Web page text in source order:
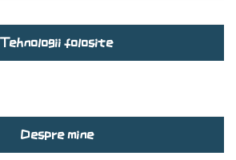
Tehnologii folosite
Despre mine